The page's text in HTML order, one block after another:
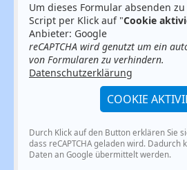
Um dieses Formular absenden
Script per Klick auf "Cookie
Anbieter: Google
reCAPTCHA wird genutzt um ein
von Formularen zu verhindern.
Datenschutzerklärung
COOKIE
Durch Klick auf den Button erklären Sie
dass reCAPTCHA geladen wird. Dadurch
Daten an Google übermittelt werden.